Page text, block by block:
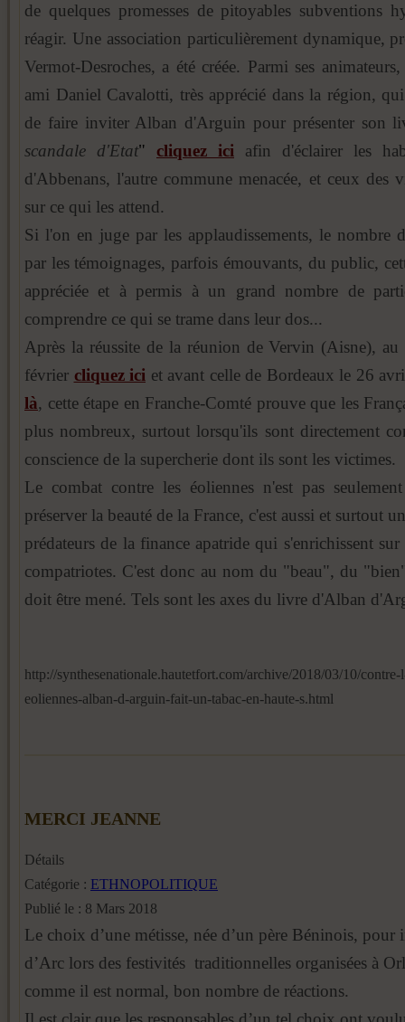
de quelques promesses de pitoyables subventions
réagir. Une association particulièrement dynamique,
Vermot-Desroches, a été créée. Parmi ses
ami Daniel Cavalotti, très apprécié dans la région,
de faire inviter Alban d'Arguin pour présenter son
scandale d'Etat" cliquez ici afin d'éclairer les
d'Abbenans, l'autre commune menacée, et ceux des
sur ce qui les attend.
Si l'on en juge par les applaudissements, le nombre
par les témoignages, parfois émouvants, du public,
appréciée et à permis à un grand nombre de
comprendre ce qui se trame dans leur dos...
Après la réussite de la réunion de Vervin (Aisne),
février cliquez ici et avant celle de Bordeaux le 26
là, cette étape en Franche-Comté prouve que les
plus nombreux, surtout lorsqu'ils sont directement
conscience de la supercherie dont ils sont les victimes.
Le combat contre les éoliennes n'est pas
préserver la beauté de la France, c'est aussi et surtout
prédateurs de la finance apatride qui s'enrichissent
compatriotes. C'est donc au nom du "beau", du
doit être mené. Tels sont les axes du livre d'Alban
http://synthesenationale.hautetfort.com/archive/2018/03/10/
eoliennes-alban-d-arguin-fait-un-tabac-en-haute-s.html
MERCI JEANNE
Détails
Catégorie : ETHNOPOLITIQUE
Publié le : 8 Mars 2018
Le choix d’une métisse, née d’un père Béninois, pour
d’Arc lors des festivités traditionnelles organisées à
comme il est normal, bon nombre de réactions.